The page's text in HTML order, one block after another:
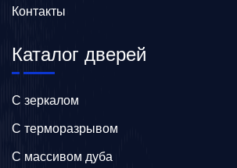
Контакты
Каталог дверей
C зеркалом
C терморазрывом
C массивом дуба